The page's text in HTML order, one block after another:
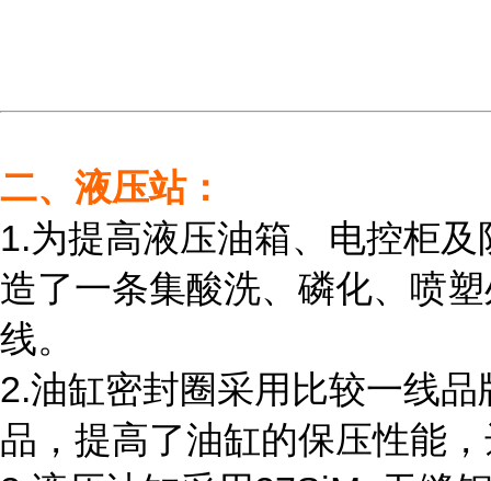
二、液压站：
1.为提高液压油箱、电控柜
造了一条集酸洗、磷化、喷
线。
2.油缸密封圈采用比较一线
品，提高了油缸的保压性能